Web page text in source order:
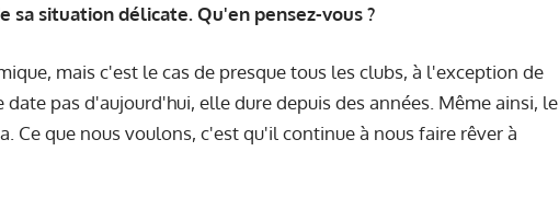
sa situation délicate. Qu'en pensez-vous ?
mais c'est le cas de presque tous les clubs, à l'exception de
pas d'aujourd'hui, elle dure depuis des années. Même ainsi, le
Ce que nous voulons, c'est qu'il continue à nous faire rêver à